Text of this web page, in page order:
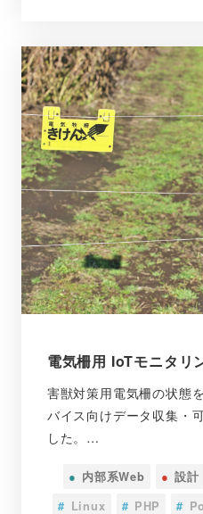
電気柵用 IoTモニタリ
害獣対策用電気柵の状態
バイス向けデータ収集・
した。…
● 内部系Web ● 設計
# Linux # PHP #